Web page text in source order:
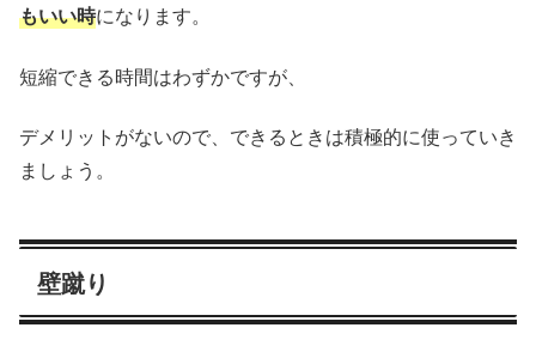
もいい時になります。
短縮できる時間はわずかですが、
デメリットがないので、できるときは積極的に使っていき
ましょう。
壁蹴り